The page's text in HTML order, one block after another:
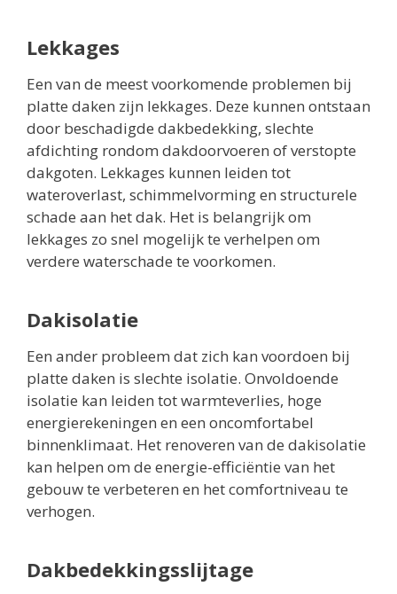
Lekkages
Een van de meest voorkomende problemen bij
platte daken zijn lekkages. Deze kunnen ontstaan
door beschadigde dakbedekking, slechte
afdichting rondom dakdoorvoeren of verstopte
dakgoten. Lekkages kunnen leiden tot
wateroverlast, schimmelvorming en structurele
schade aan het dak. Het is belangrijk om
lekkages zo snel mogelijk te verhelpen om
verdere waterschade te voorkomen.
Dakisolatie
Een ander probleem dat zich kan voordoen bij
platte daken is slechte isolatie. Onvoldoende
isolatie kan leiden tot warmteverlies, hoge
energierekeningen en een oncomfortabel
binnenklimaat. Het renoveren van de dakisolatie
kan helpen om de energie-efficiëntie van het
gebouw te verbeteren en het comfortniveau te
verhogen.
Dakbedekkingsslijtage